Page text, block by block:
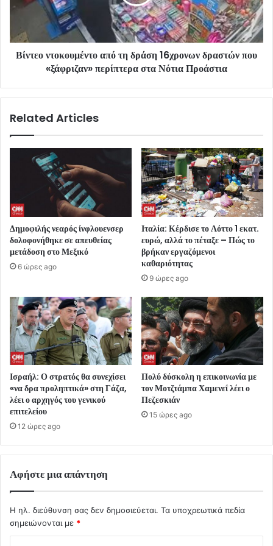
Βίντεο ντοκουμέντο από τη δράση 16χρονων δραστών που
«ξάφριζαν» περίπτερα στα Νότια Προάστια
Related Articles
Δημοφιλής νεαρός ίνφλουενσερ
δολοφονήθηκε σε απευθείας
μετάδοση στο Μεξικό
6 ώρες ago
Ιταλία: Κέρδισε το Λόττο 1 εκατ.
ευρώ, αλλά το πέταξε – Πώς το
βρήκαν εργαζόμενοι
καθαριότητας
9 ώρες ago
Ισραήλ: Ο στρατός θα συνεχίσει
«να δρα προληπτικά» στη Γάζα,
λέει ο αρχηγός του γενικού
επιτελείου
12 ώρες ago
Πολύ δύσκολη η επικοινωνία με
τον Μοτζτάμπα Χαμενεΐ λέει ο
Πεζεσκιάν
15 ώρες ago
Αφήστε μια απάντηση
Η ηλ. διεύθυνση σας δεν δημοσιεύεται. Τα υποχρεωτικά πεδία
σημειώνονται με *